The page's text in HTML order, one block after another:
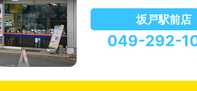
坂戸駅前店
049-292-